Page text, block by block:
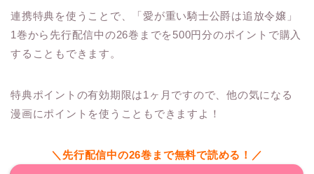
連携特典を使うことで、「愛が重い騎士公爵は追放令嬢」
1巻から先行配信中の26巻までを500円分のポイントで購入
することもできます。
特典ポイントの有効期限は1ヶ月ですので、他の気になる
漫画にポイントを使うこともできますよ！
＼先行配信中の26巻まで無料で読める！／